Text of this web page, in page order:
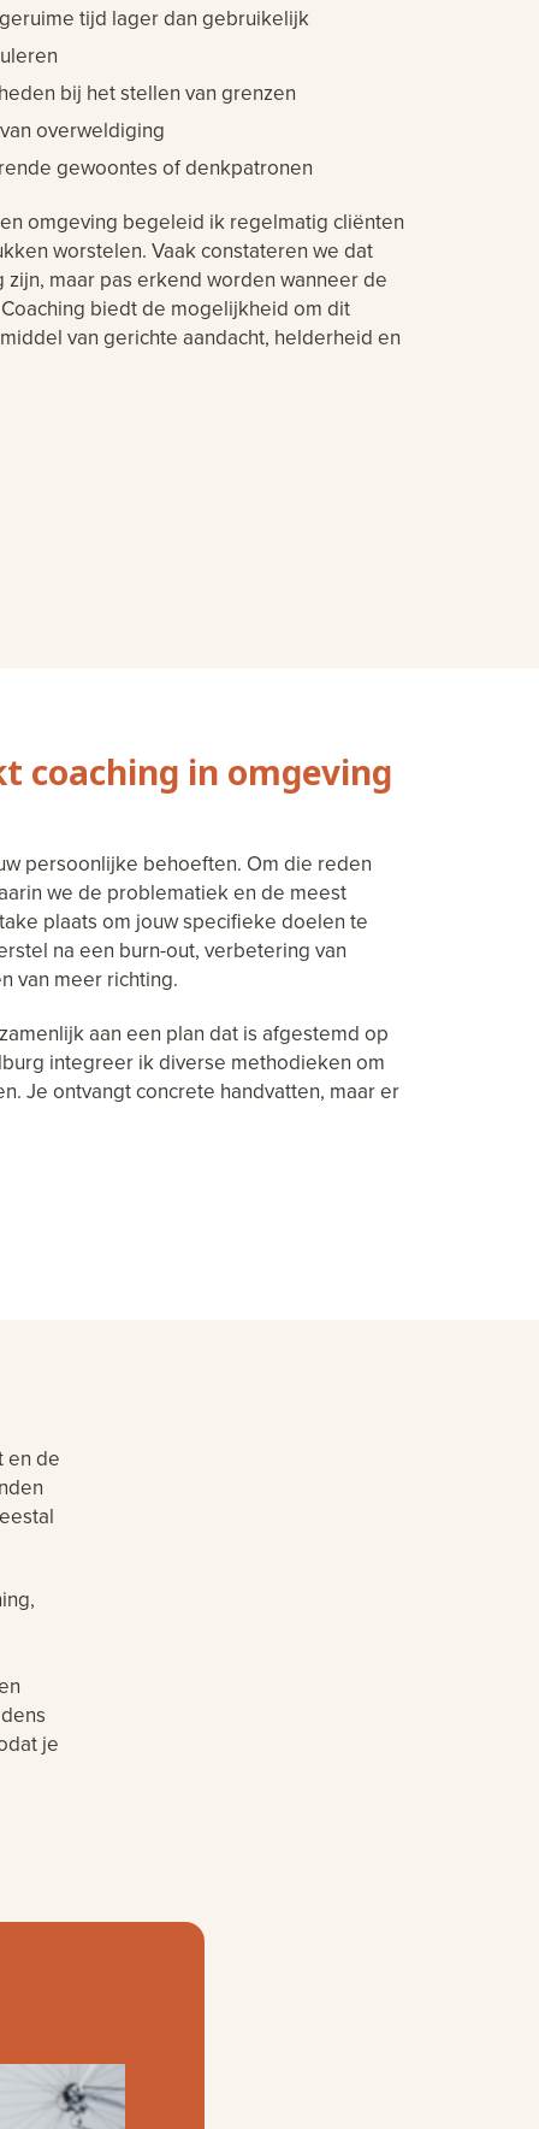
tijd lager dan gebruikelijk
bij het stellen van grenzen
overweldiging
gewoontes of denkpatronen
omgeving begeleid ik regelmatig cliënten
worstelen. Vaak constateren we dat
maar pas erkend worden wanneer de
biedt de mogelijkheid om dit
van gerichte aandacht, helderheid en
coaching in omgeving
persoonlijke behoeften. Om die reden
we de problematiek en de meest
plaats om jouw specifieke doelen te
na een burn-out, verbetering van
van meer richting.
aan een plan dat is afgestemd op
integreer ik diverse methodieken om
Je ontvangt concrete handvatten, maar er
en de
je